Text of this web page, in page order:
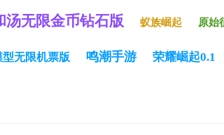
汤无限金币钻石版 蚁族崛起 原始
无限机票版 鸣潮手游 荣耀崛起0.1